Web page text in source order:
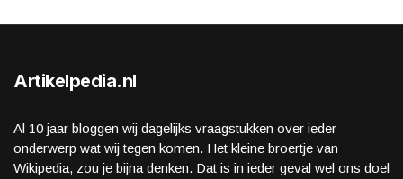
Artikelpedia.nl
Al 10 jaar bloggen wij dagelijks vraagstukken over ieder
onderwerp wat wij tegen komen. Het kleine broertje van
Wikipedia, zou je bijna denken. Dat is in ieder geval wel ons doel